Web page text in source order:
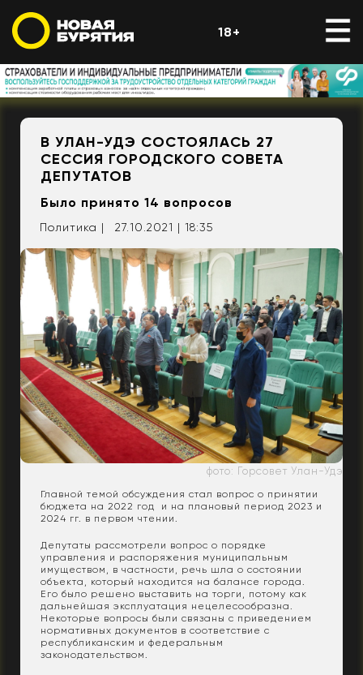
18+
В УЛАН-УДЭ СОСТОЯЛАСЬ 27
СЕССИЯ ГОРОДСКОГО СОВЕТА
ДЕПУТАТОВ
Было принято 14 вопросов
Политика | 27.10.2021 | 18:35
фото: Горсовет Улан-Удэ
Главной темой обсуждения стал вопрос о принятии
бюджета на 2022 год и на плановый период 2023 и
2024 гг. в первом чтении.
Депутаты рассмотрели вопрос о порядке
управления и распоряжения муниципальным
имуществом, в частности, речь шла о состоянии
объекта, который находится на балансе города.
Его было решено выставить на торги, потому как
дальнейшая эксплуатация нецелесообразна.
Некоторые вопросы были связаны с приведением
нормативных документов в соответствие с
республиканским и федеральным
законодательством.